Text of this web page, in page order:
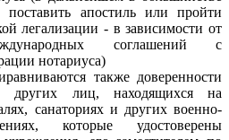
поставить апостиль или пройти
легализации - в зависимости от
соглашений с
нотариуса)
также доверенности
других лиц, находящихся на
санаториях и других военно-
которые удостоверены